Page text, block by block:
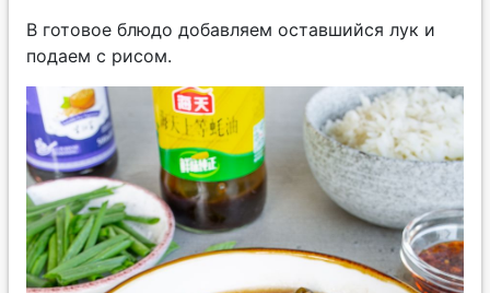
В готовое блюдо добавляем оставшийся лук и
подаем с рисом.